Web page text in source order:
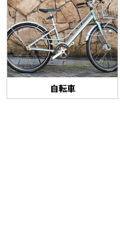
自転車